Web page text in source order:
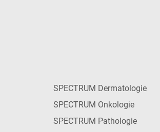
SPECTRUM Dermatologie
SPECTRUM Onkologie
SPECTRUM Pathologie